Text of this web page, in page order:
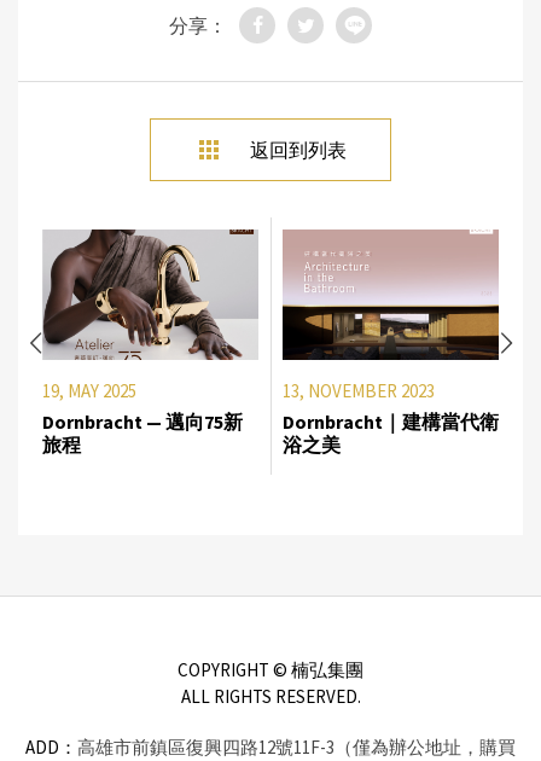
分享：
返回到列表
19, MAY 2025
Dornbracht — 邁向75新
旅程
13, NOVEMBER 2023
Dornbracht｜建構當代衛
浴之美
COPYRIGHT © 楠弘集團
ALL RIGHTS RESERVED.
ADD： 高雄市前鎮區復興四路12號11F-3（僅為辦公地址，購買